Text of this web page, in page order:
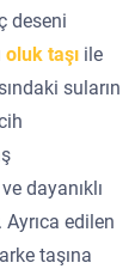
deseni
oluk taşı ile
suların
dayanıklı
edilen
taşına